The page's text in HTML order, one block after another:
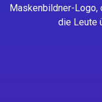
Maskenbildner-Logo,
die Leute